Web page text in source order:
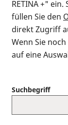
RETINA +" ein.
füllen Sie den
direkt Zugriff
Wenn Sie
auf eine
Suchbegriff